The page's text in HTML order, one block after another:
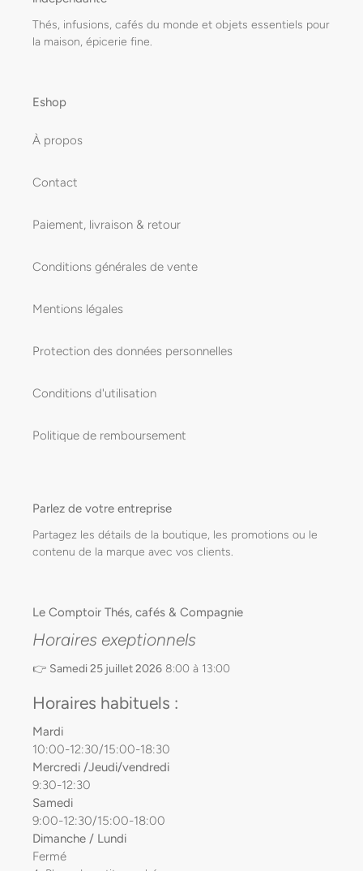
Thés, infusions, cafés du monde et objets essentiels pour
la maison, épicerie fine.
Eshop
À propos
Contact
Paiement, livraison & retour
Conditions générales de vente
Mentions légales
Protection des données personnelles
Conditions d'utilisation
Politique de remboursement
Parlez de votre entreprise
Partagez les détails de la boutique, les promotions ou le
contenu de la marque avec vos clients.
Le Comptoir Thés, cafés & Compagnie
Horaires exeptionnels
👉 Samedi 25 juillet 2026 8:00 à 13:00
Horaires habituels :
Mardi
10:00-12:30/15:00-18:30
Mercredi /Jeudi/vendredi
9:30-12:30
Samedi
9:00-12:30/15:00-18:00
Dimanche / Lundi
Fermé